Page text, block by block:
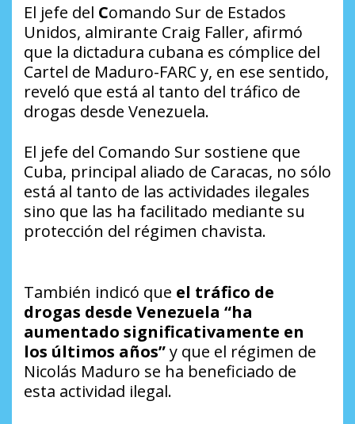
El jefe del Comando Sur de Estados
Unidos, almirante Craig Faller, afirmó
que la dictadura cubana es cómplice del
Cartel de Maduro-FARC y, en ese sentido,
reveló que está al tanto del tráfico de
drogas desde Venezuela.
El jefe del Comando Sur sostiene que
Cuba, principal aliado de Caracas, no sólo
está al tanto de las actividades ilegales
sino que las ha facilitado mediante su
protección del régimen chavista.
También indicó que el tráfico de
drogas desde Venezuela “ha
aumentado significativamente en
los últimos años”y que el régimen de
Nicolás Maduro se ha beneficiado de
esta actividad ilegal.